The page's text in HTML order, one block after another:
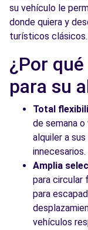
Ver agencia
(AR)
Tomás de
Valencia, ES-
Ver agencia
su vehículo le
donde quiera y
turísticos clásicos.
¿Por
para su
Total
de semana
alquiler a
innecesarios.
Amplia
para circular
para
vehículos